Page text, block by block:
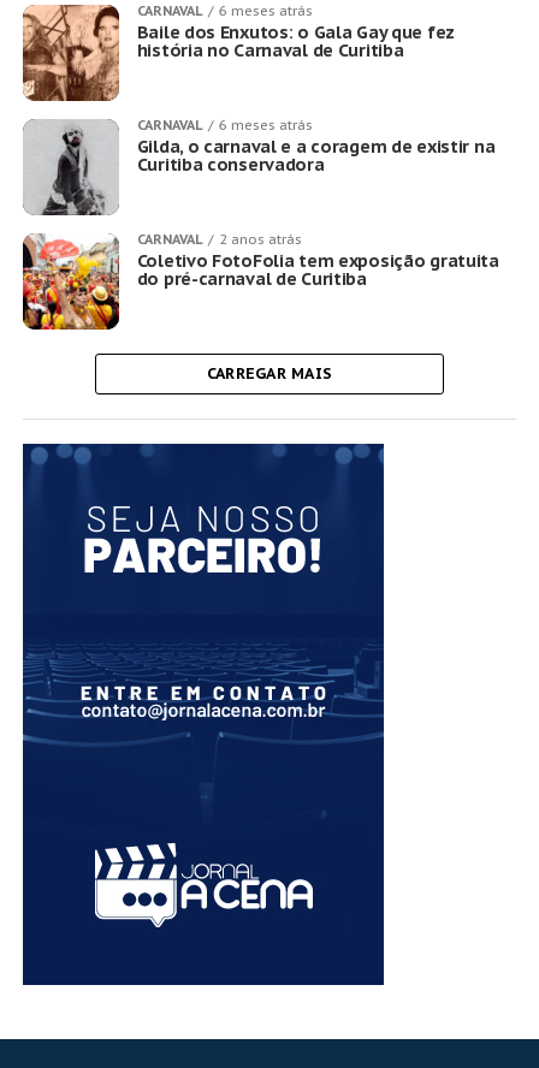
CARNAVAL 6 meses atrás
Baile dos Enxutos: o Gala Gay que fez
história no Carnaval de Curitiba
CARNAVAL 6 meses atrás
Gilda, o carnaval e a coragem de existir na
Curitiba conservadora
CARNAVAL 2 anos atrás
Coletivo FotoFolia tem exposição gratuita
do pré-carnaval de Curitiba
CARREGAR MAIS